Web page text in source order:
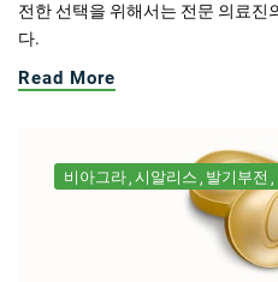
전한 선택을 위해서는 전문 의료진
다.
Read More
비아그라 시알리스 발기부전